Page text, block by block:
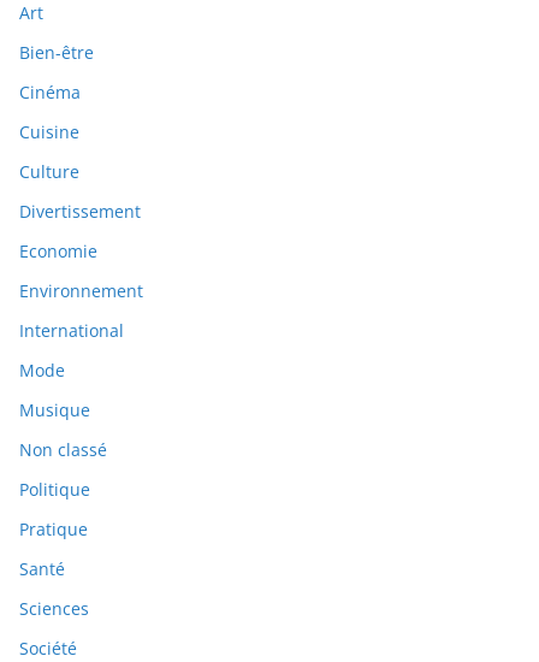
Art
Bien-être
Cinéma
Cuisine
Culture
Divertissement
Economie
Environnement
International
Mode
Musique
Non classé
Politique
Pratique
Santé
Sciences
Société